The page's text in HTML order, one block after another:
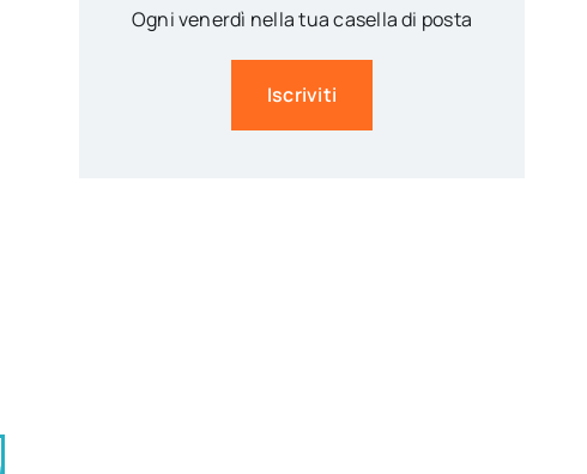
Ogni venerdì nella tua casella di posta
Iscriviti